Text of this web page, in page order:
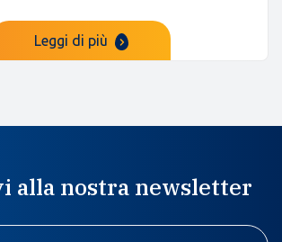
Leggi di più
alla nostra newsletter